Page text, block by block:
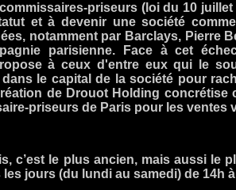
priseurs (loi du 10
et à devenir une société
notamment par Barclays, Pierre
parisienne. Face à cet
à ceux d'entre eux qui le
le capital de la société pour
de Drouot Holding concrétise
priseurs de Paris pour les ventes
c’est le plus ancien, mais aussi le
jours (du lundi au samedi) de 14h